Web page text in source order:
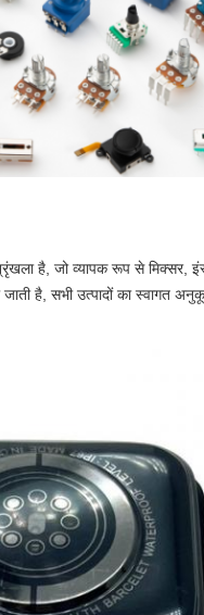
श्रृंखला है, जो व्यापक रूप से
है, सभी उत्पादों का स्वागत